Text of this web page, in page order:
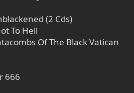
(2 Cds)
To Hell
Of The Black Vatican
666